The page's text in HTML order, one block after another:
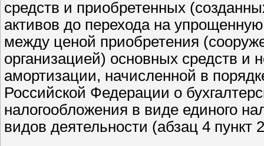
средств и приобретенных
активов до перехода на
между ценой приобретения
организацией) основных средств и
амортизации, начисленной в
Российской Федерации о
налогообложения в виде единого
видов деятельности (абзац 4 пункт